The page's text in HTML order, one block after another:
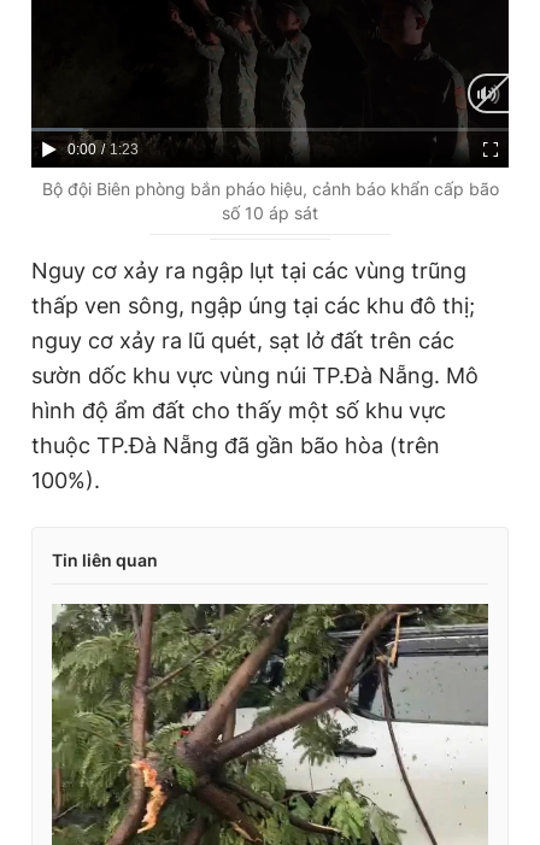
C
u
t
T
i
m
0:00 / D
u
o
n
1:23
Bộ đội Biên phòng bắn pháo hiệu, cảnh báo khẩn cấp bão
số 10 áp sát
Nguy cơ xảy ra ngập lụt tại các vùng trũng
thấp ven sông, ngập úng tại các khu đô thị;
nguy cơ xảy ra lũ quét, sạt lở đất trên các
sườn dốc khu vực vùng núi TP.Đà Nẵng. Mô
hình độ ẩm đất cho thấy một số khu vực
thuộc TP.Đà Nẵng đã gần bão hòa (trên
100%).
Tin liên quan